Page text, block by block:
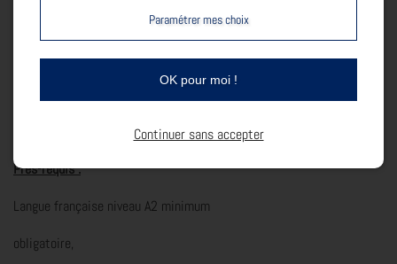
Évaluations théoriques et techniques en cours de formation.
Questionnaire de satisfaction. Suivi post-formation.
technicien dans le domaine.
Prés-requis :
Langue française niveau A2 minimum
obligatoire,
Paramétrer mes choix
OK pour moi !
Continuer sans accepter